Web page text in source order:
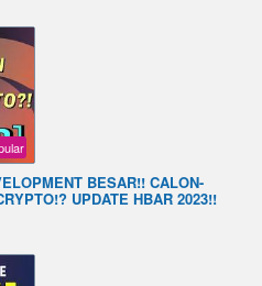
BESAR!! CALON-
UPDATE HBAR 2023!!